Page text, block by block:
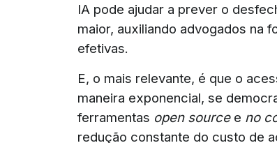
IA pode ajudar a prever o
maior, auxiliando advogados na
efetivas.
E, o mais relevante, é que o
maneira exponencial, se
ferramentas open sourcee no
redução constante do custo de